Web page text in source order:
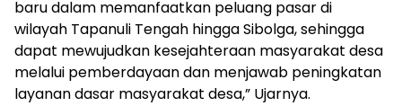
baru dalam memanfaatkan peluang pasar di
wilayah Tapanuli Tengah hingga Sibolga, sehingga
dapat mewujudkan kesejahteraan masyarakat desa
melalui pemberdayaan dan menjawab peningkatan
layanan dasar masyarakat desa,” Ujarnya.